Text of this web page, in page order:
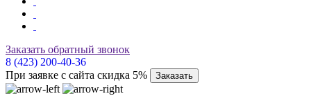
Заказать обратный звонок
8 (423) 200-40-36
При заявке с сайта скидка 5%
Заказать